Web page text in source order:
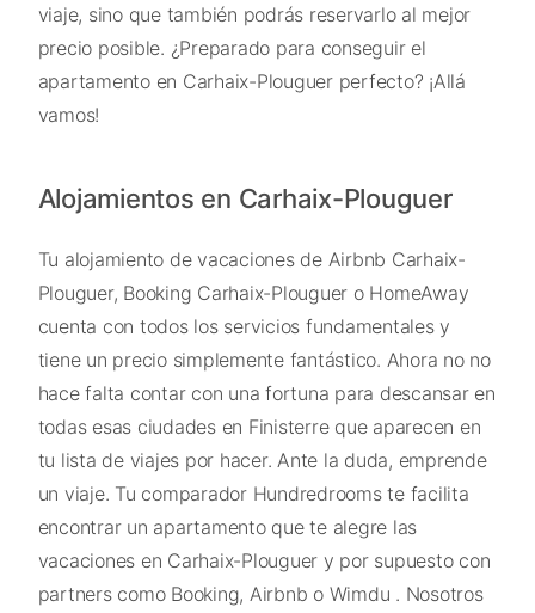
viaje, sino que también podrás reservarlo al mejor
precio posible. ¿Preparado para conseguir el
apartamento en Carhaix-Plouguer perfecto? ¡Allá
vamos!
Alojamientos en Carhaix-Plouguer
Tu alojamiento de vacaciones de Airbnb Carhaix-
Plouguer, Booking Carhaix-Plouguer o HomeAway
cuenta con todos los servicios fundamentales y
tiene un precio simplemente fantástico. Ahora no no
hace falta contar con una fortuna para descansar en
todas esas ciudades en Finisterre que aparecen en
tu lista de viajes por hacer. Ante la duda, emprende
un viaje. Tu comparador Hundredrooms te facilita
encontrar un apartamento que te alegre las
vacaciones en Carhaix-Plouguer y por supuesto con
partners como Booking, Airbnb o Wimdu . Nosotros